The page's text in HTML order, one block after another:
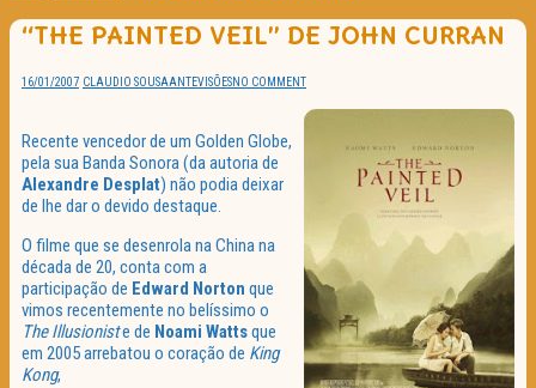
“THE PAINTED VEIL” DE JOHN CURRAN
16/01/2007 CLAUDIO SOUSAANTEVISÕESNO COMMENT
Recente vencedor de um Golden Globe,
pela sua Banda Sonora (da autoria de
Alexandre Desplat) não podia deixar
de lhe dar o devido destaque.
O filme que se desenrola na China na
década de 20, conta com a
participação de Edward Norton que
vimos recentemente no belíssimo o
The Illusioniste de Noami Wattsque
em 2005 arrebatou o coração de King
Kong,